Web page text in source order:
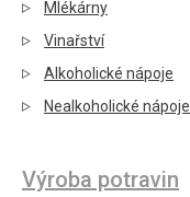
Mlékárny
Vinařství
Alkoholické nápoje
Nealkoholické nápoje
Výroba potravin